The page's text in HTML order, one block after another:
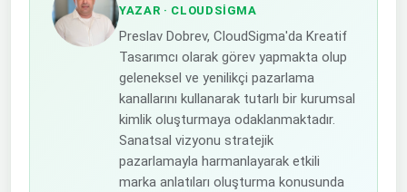
YAZAR · CLOUDSIGMA
Preslav Dobrev, CloudSigma'da Kreatif
Tasarımcı olarak görev yapmakta olup
geleneksel ve yenilikçi pazarlama
kanallarını kullanarak tutarlı bir kurumsal
kimlik oluşturmaya odaklanmaktadır.
Sanatsal vizyonu stratejik
pazarlamayla harmanlayarak etkili
marka anlatıları oluşturma konusunda